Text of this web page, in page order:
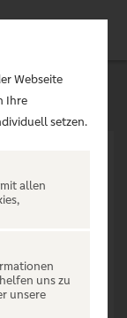
Webseite
Ihre
setzen.
allen
uns zu
unsere